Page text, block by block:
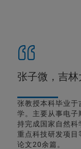
张子微，吉林
张教授本科毕业于
学。主要从事电子
持完成国家自然科
重点科技研发项目
论文20余篇。